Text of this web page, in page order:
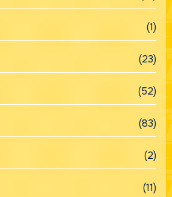
(1)
(23)
(52)
(83)
(2)
(11)